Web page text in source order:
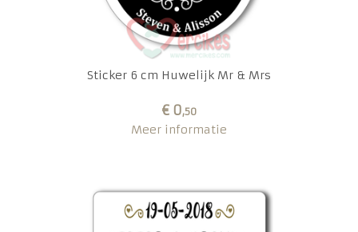
Sticker 6 cm Huwelijk Mr & Mrs
€ 0,50
Meer informatie